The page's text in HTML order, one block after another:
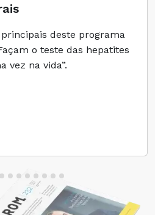
deste programa
o teste das hepatites
vez na vida”.